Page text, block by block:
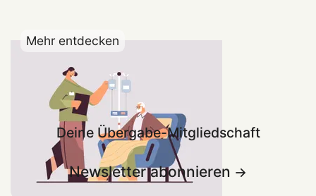
Mehr entdecken
Deine Übergabe-Mitgliedschaft
Newsletter abonnieren